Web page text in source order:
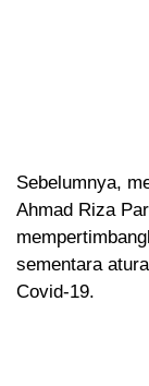
Sebelumnya,
Ahmad Riza
sementara
Covid-19.